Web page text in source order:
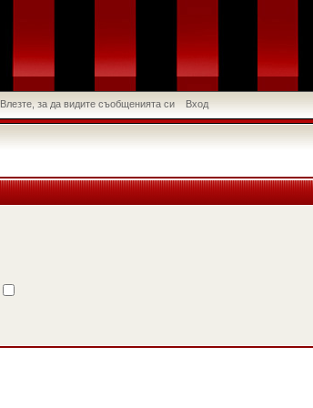
Влезте, за да видите съобщенията си Вход